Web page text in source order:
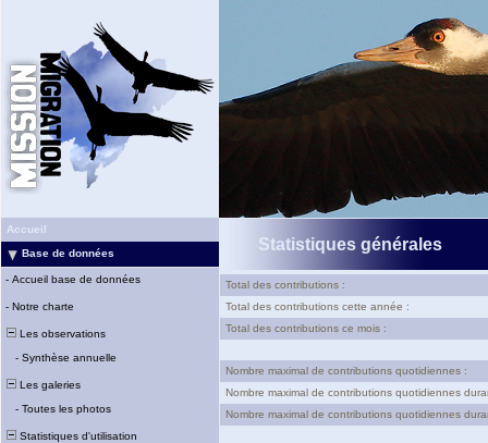
Accueil
Base de données
- Accueil base de données
- Notre charte
Les observations
- Synthèse annuelle
Les galeries
- Toutes les photos
Statistiques d'utilisation
Statistiques générales
Total des contributions :
Total des contributions cette année :
Total des contributions ce mois :
Nombre maximal de contributions quotidiennes :
Nombre maximal de contributions quotidiennes
Nombre maximal de contributions quotidiennes